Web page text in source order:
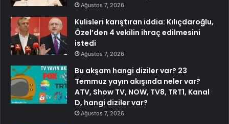
Ağustos 7, 2026
Kulisleri karıştıran iddia: Kılıçdaroğlu,
Özel’den 4 vekilin ihraç edilmesini
istedi
Ağustos 7, 2026
Bu akşam hangi diziler var? 23
Temmuz yayın akışında neler var?
ATV, Show TV, NOW, TV8, TRT1, Kanal
D, hangi diziler var?
Ağustos 7, 2026